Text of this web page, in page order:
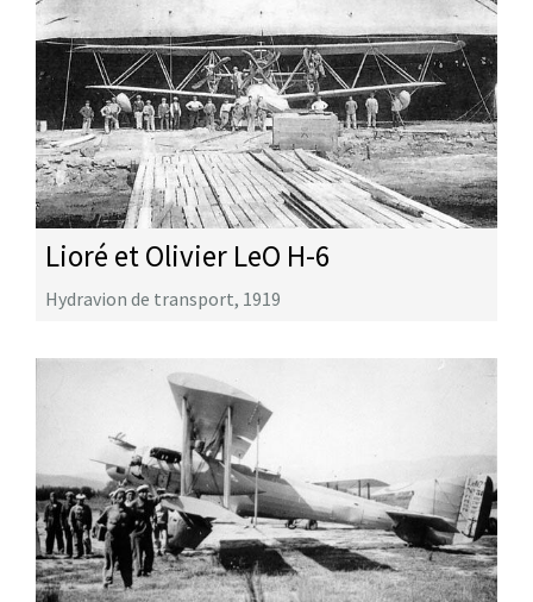
Lioré et Olivier LeO H-6
Hydravion de transport, 1919